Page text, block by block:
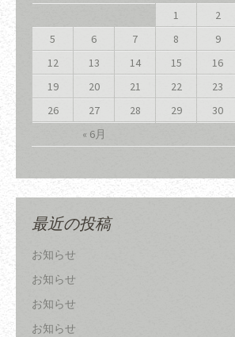
« 6月
1 2
5
6 7 8 9
12
13 14 15 16
19
20 21 22 23
26
27 28 29 30
最近の投稿
お知らせ
お知らせ
お知らせ
お知らせ